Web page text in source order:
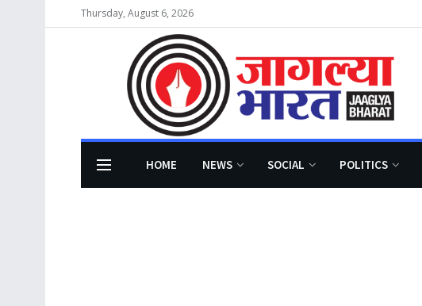
Thursday, August 6, 2026
HOME NEWS SOCIAL POLITICS